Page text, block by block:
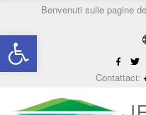
Open toolbar
Benvenuti sulle pagine
Contattaci: